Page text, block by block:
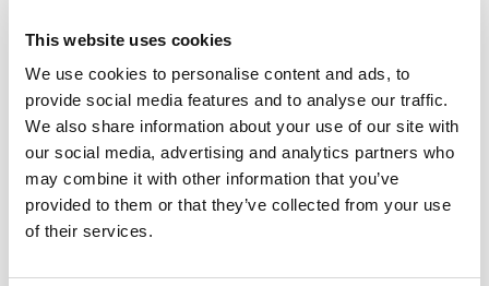
This website uses cookies
We use cookies to personalise content and ads, to
provide social media features and to analyse our traffic.
We also share information about your use of our site with
our social media, advertising and analytics partners who
may combine it with other information that you’ve
provided to them or that they’ve collected from your use
of their services.
Email*
Invia
CILINDRI PNEUMATICI